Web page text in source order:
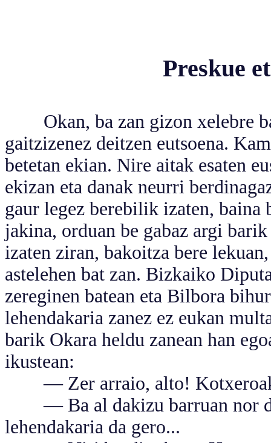
Preskue
Okan, ba zan gizon xelebre
gaitzizenez deitzen eutsoena.
betetan ekian. Nire aitak esaten
ekizan eta danak neurri
gaur legez berebilik izaten, baina
jakina, orduan be gabaz argi
izaten ziran, bakoitza bere
astelehen bat zan. Bizkaiko
zereginen batean eta Bilbora
lehendakaria zanez ez eukan
barik Okara heldu zanean han
ikustean:
— Zer arraio, alto!
— Ba al dakizu barruan nor
lehendakaria da gero...